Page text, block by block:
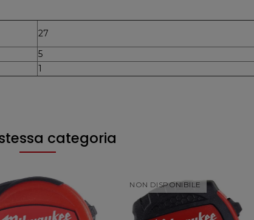
27
5
1
categoria
NON DISPONIBILE